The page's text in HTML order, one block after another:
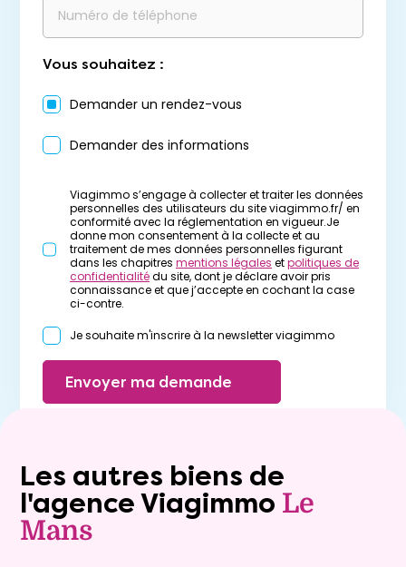
Vous souhaitez :
Demander un rendez-vous
Demander des informations
Viagimmo s’engage à collecter et traiter les données
personnelles des utilisateurs du site viagimmo.fr/ en
conformité avec la réglementation en vigueur.Je
donne mon consentement à la collecte et au
traitement de mes données personnelles figurant
dans les chapitres mentions légales etpolitiques de
confidentialitédu site, dont je déclare avoir pris
connaissance et que j’accepte en cochant la case
ci-contre.
Je souhaite m'inscrire à la newsletter viagimmo
Envoyer ma demande
Les autres biens de
l'agence Viagimmo Le
Mans